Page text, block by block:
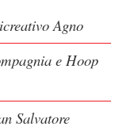
Agno
e Hoop
Salvatore